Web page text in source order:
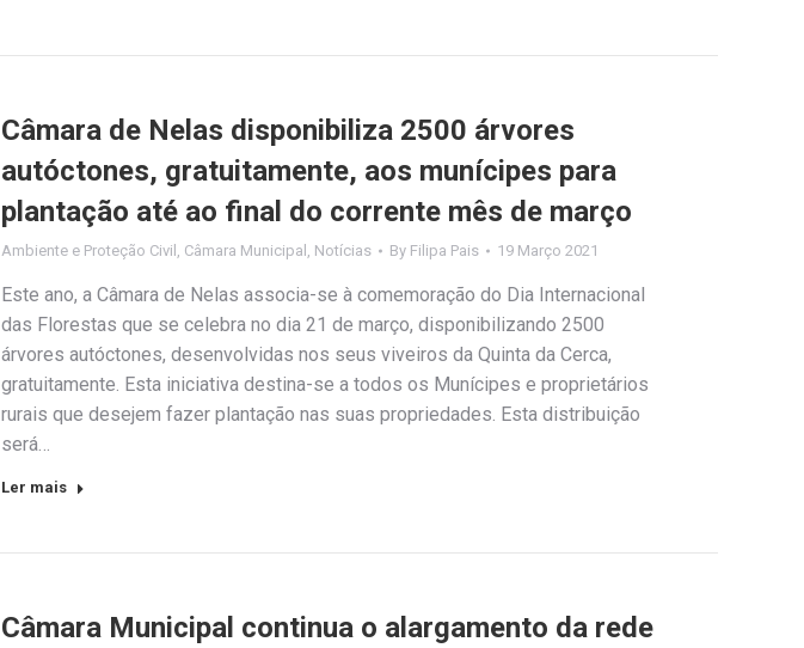
Câmara de Nelas disponibiliza 2500 árvores
autóctones, gratuitamente, aos munícipes para
plantação até ao final do corrente mês de março
Ambiente e Proteção Civil Câmara Municipal Notícias By Filipa Pais 19 Março 2021
Este ano, a Câmara de Nelas associa-se à comemoração do Dia Internacional
das Florestas que se celebra no dia 21 de março, disponibilizando 2500
árvores autóctones, desenvolvidas nos seus viveiros da Quinta da Cerca,
gratuitamente. Esta iniciativa destina-se a todos os Munícipes e proprietários
rurais que desejem fazer plantação nas suas propriedades. Esta distribuição
será…
Ler mais
Câmara Municipal continua o alargamento da rede